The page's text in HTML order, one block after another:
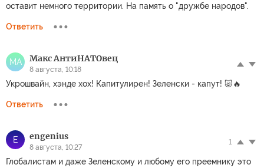
оставит немного территории. На память о "дружбе народов".
Ответить
МА Макс АнтиНАТОвец
8 августа, 10:18
Укрошвайн, хэнде хох! Капитулирен! Зеленски - капут! 🐷🔥
Ответить
E engenius
8 августа, 10:27
1
Глобалистам и даже Зеленскому и любому его преемнику это